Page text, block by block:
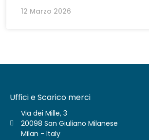
12 Marzo 2026
Uffici e Scarico merci
Via dei Mille, 3
20098 San Giuliano Milanese
Milan - Italy